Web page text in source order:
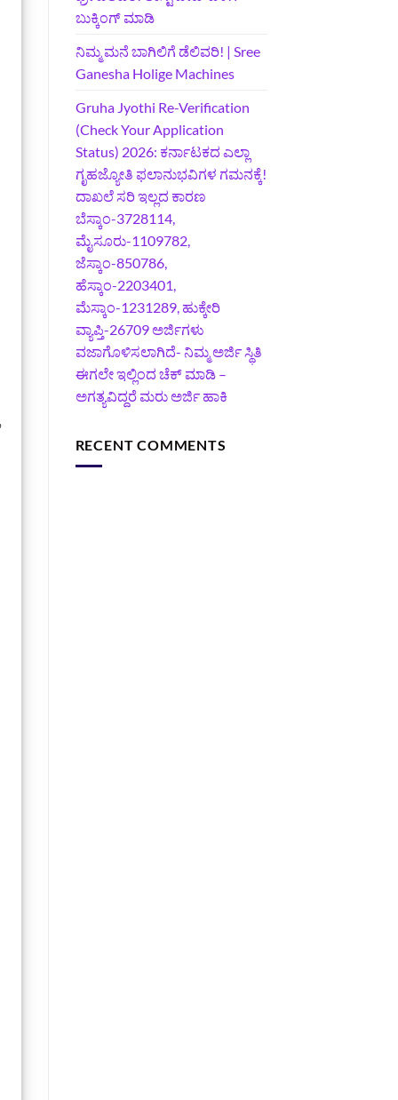
ಬುಕ್ಕಿಂಗ್‌ ಮಾಡಿ
ನಿಮ್ಮ ಮನೆ ಬಾಗಿಲಿಗೆ ಡೆಲಿವರಿ! | Sree
Ganesha Holige Machines
Gruha Jyothi Re-Verification
(Check Your Application
Status) 2026: ಕರ್ನಾಟಕದ ಎಲ್ಲಾ
ಗೃಹಜ್ಯೋತಿ ಫಲಾನುಭವಿಗಳ ಗಮನಕ್ಕೆ!
ದಾಖಲೆ ಸರಿ ಇಲ್ಲದ ಕಾರಣ
ಬೆಸ್ಕಾಂ-3728114,
ಮೈಸೂರು-1109782,
ಜೆಸ್ಕಾಂ-850786,
ಹೆಸ್ಕಾಂ-2203401,
ಮೆಸ್ಕಾಂ-1231289, ಹುಕ್ಕೇರಿ
ವ್ಯಾಪ್ತಿ-26709 ಅರ್ಜಿಗಳು
ವಜಾಗೊಳಿಸಲಾಗಿದೆ- ನಿಮ್ಮ ಅರ್ಜಿ ಸ್ಥಿತಿ
ಈಗಲೇ ಇಲ್ಲಿಂದ ಚೆಕ್ ಮಾಡಿ –
ಅಗತ್ಯವಿದ್ದರೆ ಮರು ಅರ್ಜಿ ಹಾಕಿ
RECENT COMMENTS